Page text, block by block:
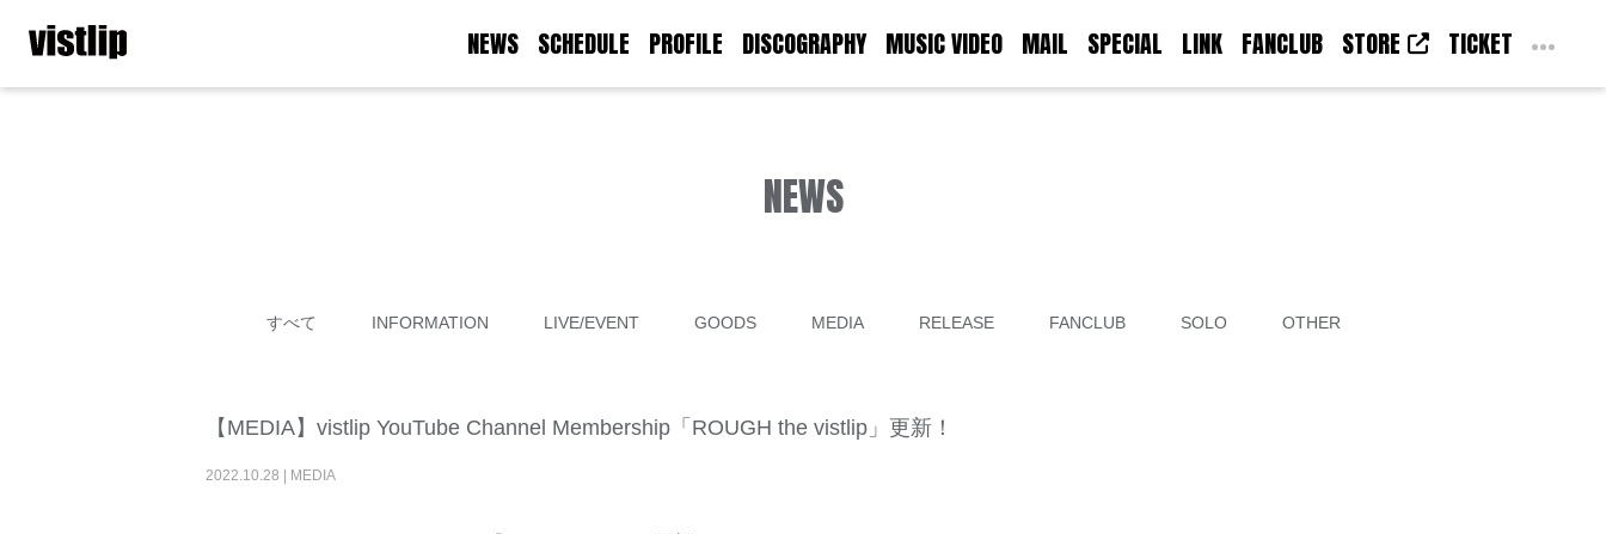
NEWS SCHEDULE PROFILE DISCOGRAPHY MUSIC VIDEO MAIL SPECIAL LINK FANCLUB STORE TICKET
NEWS
すべて INFORMATION LIVE/EVENT GOODS MEDIA RELEASE FANCLUB SOLO OTHER
【MEDIA】vistlip YouTube Channel Membership「ROUGH the vistlip」更新！
2022.10.28 MEDIA